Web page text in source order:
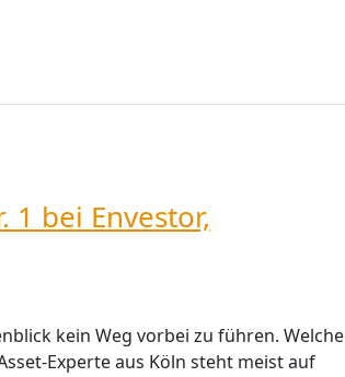
1 bei Envestor,
kein Weg vorbei zu führen. Welche
Experte aus Köln steht meist auf